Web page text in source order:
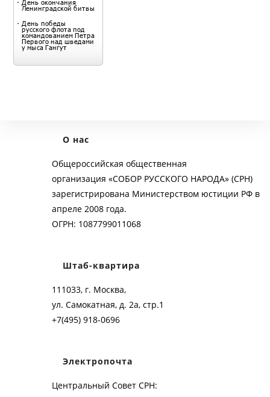
О нас
Общероссийская общественная
организация «СОБОР РУССКОГО НАРОДА» (СРН)
зарегистрирована Министерством юстиции РФ в
апреле 2008 года.
ОГРН: 1087799011068
Штаб-квартира
111033, г. Москва,
ул. Самокатная, д. 2а, стр.1
+7(495) 918-0696
Электропочта
Центральный Совет СРН: